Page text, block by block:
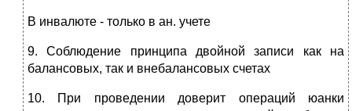
В инвалюте - только в ан. учете
9. Соблюдение принципа двойной записи как на
балансовых, так и внебалансовых счетах
10. При проведении доверит операций юанки